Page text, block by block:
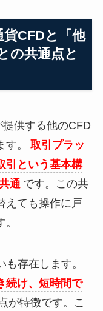
貨CFDと「他
の共通点と
供する他のCFD
。
取引プラッ
引という基本構
通 です。この共
えても操作に戸
存在します。
続け、短時間で
が特徴です。こ